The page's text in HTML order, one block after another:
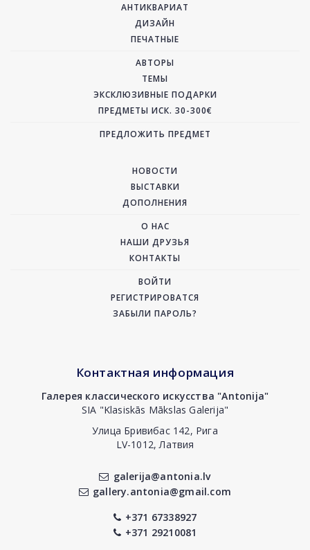
АНТИКВАРИАТ
ДИЗАЙН
ПЕЧАТНЫЕ
АВТОРЫ
ТЕМЫ
ЭКСКЛЮЗИВНЫЕ ПОДАРКИ
ПРЕДМЕТЫ ИСК. 30-300€
ПРЕДЛОЖИТЬ ПРЕДМЕТ
НОВОСТИ
ВЫСТАВКИ
ДОПОЛНЕНИЯ
О НАС
НАШИ ДРУЗЬЯ
КОНТАКТЫ
ВОЙТИ
РЕГИСТРИРОВАТСЯ
ЗАБЫЛИ ПАРОЛЬ?
Контактная информация
Галерея классического искусства "Antonija"
SIA "Klasiskās Mākslas Galerija"
Улица Бривибас 142, Рига
LV-1012, Латвия
galerija@antonia.lv
gallery.antonia@gmail.com
+371 67338927
+371 29210081